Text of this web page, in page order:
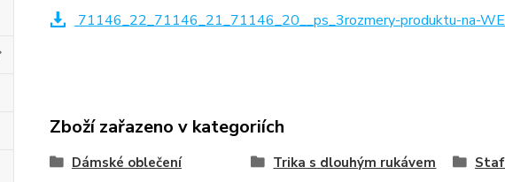
71146_22_71146_21_71146_20__ps_3rozmery-produktu-na-
Zboží zařazeno v kategoriích
Dámské oblečení Trika s dlouhým rukávem